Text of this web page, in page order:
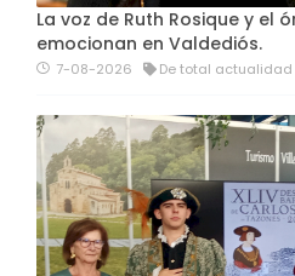
La voz de Ruth Rosique y el
emocionan en Valdediós.
7-08-2026 De total actualidad